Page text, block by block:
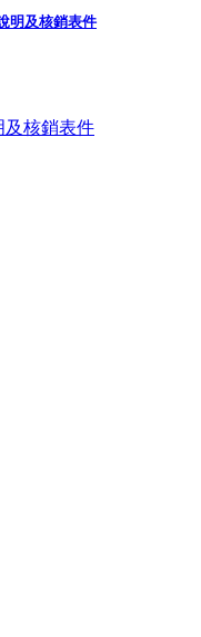
明及核銷表件
及核銷表件